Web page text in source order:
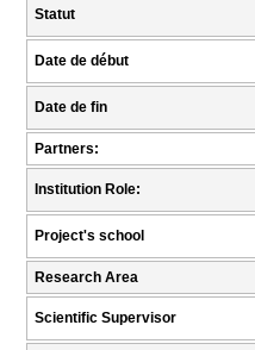
Statut
Date de début
Date de fin
Partners:
Institution Role:
Project's school
Research Area
Scientific Supervisor